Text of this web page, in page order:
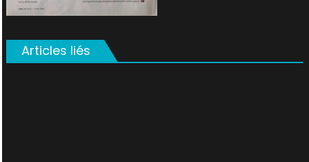
Articles liés